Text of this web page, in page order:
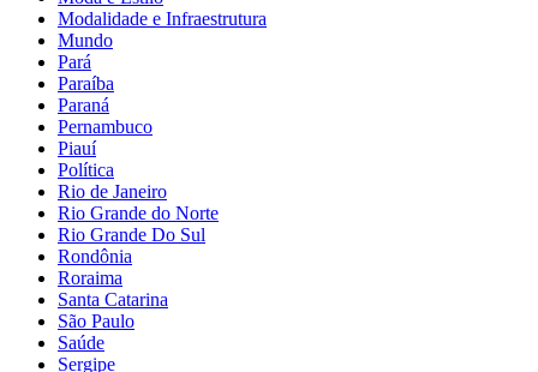
Modalidade e Infraestrutura
Mundo
Pará
Paraíba
Paraná
Pernambuco
Piauí
Política
Rio de Janeiro
Rio Grande do Norte
Rio Grande Do Sul
Rondônia
Roraima
Santa Catarina
São Paulo
Saúde
Sergipe